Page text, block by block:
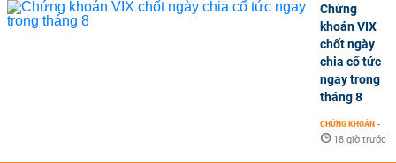
Chứng
khoán VIX
chốt ngày
chia cổ tức
ngay trong
tháng 8
CHỨNG KHOÁN -
18 giờ trước